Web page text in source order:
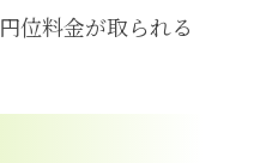
位料金が取られる